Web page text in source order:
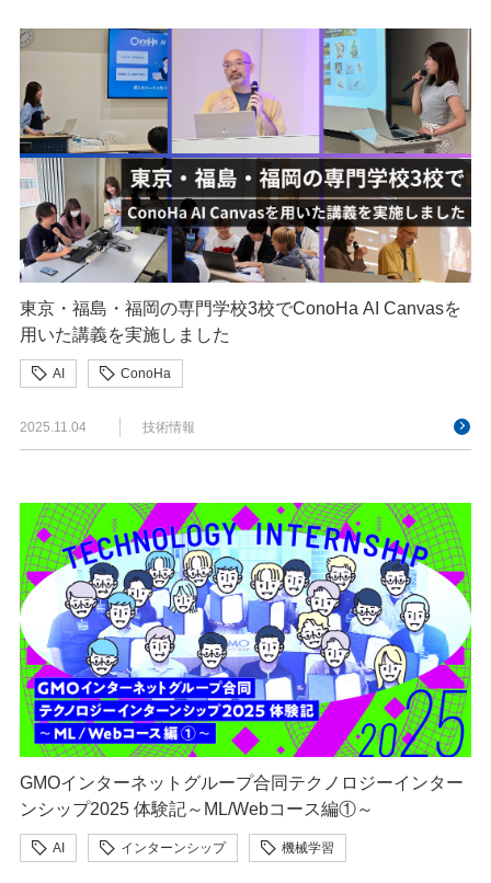
東京・福島・福岡の専門学校3校でConoHa AI Canvasを
用いた講義を実施しました
AI ConoHa
2025.11.04 技術情報
GMOインターネットグループ合同テクノロジーインター
ンシップ2025 体験記～ML/Webコース編①～
AI インターンシップ 機械学習